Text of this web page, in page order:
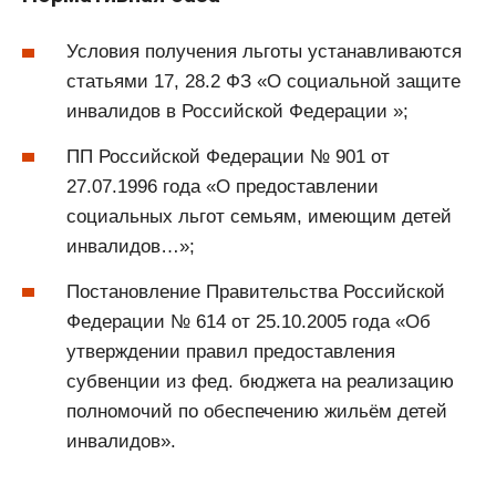
Условия получения льготы устанавливаются
статьями 17, 28.2 ФЗ «О социальной защите
инвалидов в Российской Федерации »;
ПП Российской Федерации № 901 от
27.07.1996 года «О предоставлении
социальных льгот семьям, имеющим детей
инвалидов…»;
Постановление Правительства Российской
Федерации № 614 от 25.10.2005 года «Об
утверждении правил предоставления
субвенции из фед. бюджета на реализацию
полномочий по обеспечению жильём детей
инвалидов».